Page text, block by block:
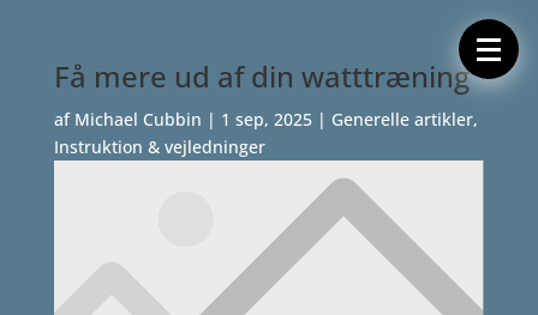
Geargrupper
Wattmålere
Få mere ud af din watttræning
af Michael Cubbin | 1 sep, 2025| Generelle artikler,
Instruktion & vejledninger